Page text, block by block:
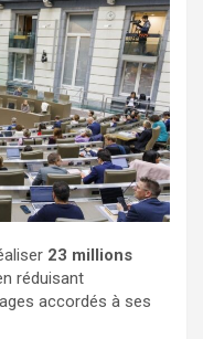
23 millions
réduisant
accordés à ses